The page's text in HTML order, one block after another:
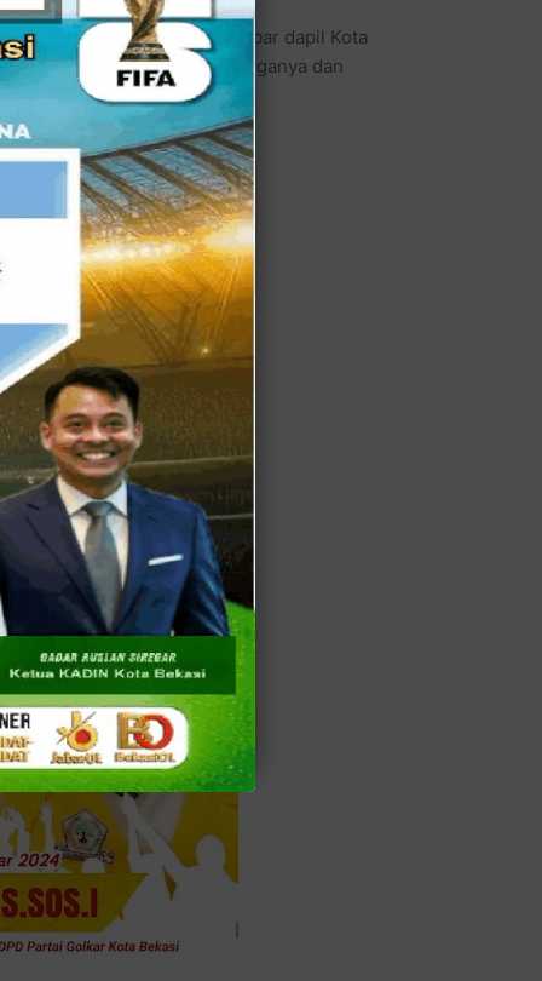
Golkar untuk Provinsi Jabar dapil Kota
menceritakan tentang keluarganya dan
Marzuki bin Mirshod.